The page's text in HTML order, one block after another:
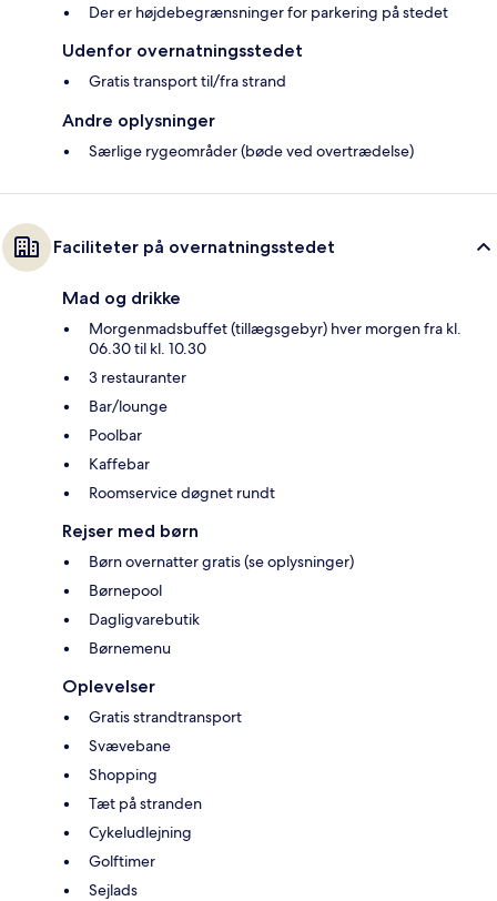
Der er højdebegrænsninger for parkering på stedet
Udenfor overnatningsstedet
Gratis transport til/fra strand
Andre oplysninger
Særlige rygeområder (bøde ved overtrædelse)
Faciliteter på overnatningsstedet
Mad og drikke
Morgenmadsbuffet (tillægsgebyr) hver morgen fra kl.
06.30 til kl. 10.30
3 restauranter
Bar/lounge
Poolbar
Kaffebar
Roomservice døgnet rundt
Rejser med børn
Børn overnatter gratis (se oplysninger)
Børnepool
Dagligvarebutik
Børnemenu
Oplevelser
Gratis strandtransport
Svævebane
Shopping
Tæt på stranden
Cykeludlejning
Golftimer
Sejlads